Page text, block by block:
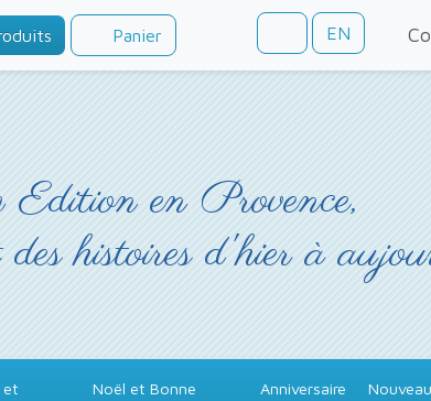
Panier EN
en Provence,
histoires d'hier à
et
Noël et Bonne
Anniversaire